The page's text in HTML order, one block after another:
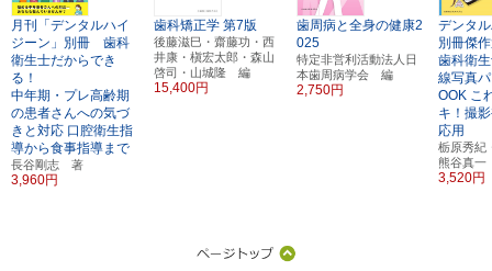
月刊「デンタルハイ
ジーン」別冊 歯科
衛生士だからでき
る！
中年期・プレ高齢期
の患者さんへの気づ
きと対応 口腔衛生指
導から食事指導まで
長谷剛志 著
3,960円
歯科矯正学 第7版
後藤滋巳・齋藤功・西
井康・槇宏太郎・森山
啓司・山城隆 編
15,400円
歯周病と全身の健康2
025
特定非営利活動法人日
本歯周病学会 編
2,750円
デンタ
別冊傑
歯科衛
線写真
OOK こ
キ！撮
応用
栃原秀紀
熊谷真
3,520円